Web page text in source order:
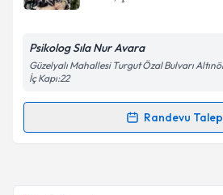
Kişisel verilerimin
'ni okudum ve kişisel
kapsamda işlenmesini kabul
Takvim Talebini
Psikolog Sıla Nur Avara
Güzelyalı Mahallesi Turgut Özal Bulvarı
İç Kapı:22
Randevu
Randevu Takvimi Talebi